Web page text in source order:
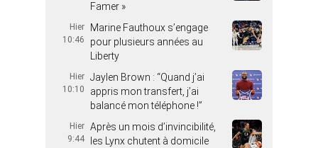
Famer »
Hier
10:46
Marine Fauthoux s’engage
pour plusieurs années au
Liberty
Hier
10:10
Jaylen Brown : “Quand j’ai
appris mon transfert, j’ai
balancé mon téléphone !”
Hier
9:44
Après un mois d’invincibilité,
les Lynx chutent à domicile